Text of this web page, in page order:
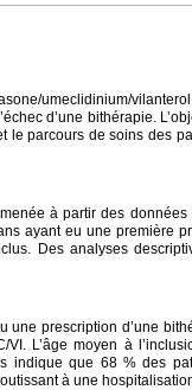
umeclidinium/
d’une bithérapie.
le parcours de soins des
à partir des
ayant eu une première
Des analyses
une prescription d’une
VI. L’âge moyen à
indique que 68 % des
à une